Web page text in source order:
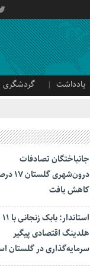
یادداشت گردشگری
جانباختگان تصادفات
درون‌شهری
کاهش یافت
استاندار: بابک زنجانی با ۱۱
هلدینگ اقتصادی پیگیر
سرمایه‌گذاری در گلستان